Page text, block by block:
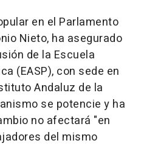
en el Parlamento
Nieto, ha asegurado
de la Escuela
(EASP), con sede en
Andaluz de la
se potencie y ha
no afectará "en
del mismo